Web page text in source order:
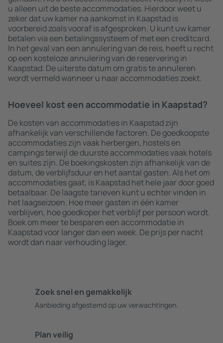
u alleen uit de beste accommodaties. Hierdoor weet u
zeker dat uw kamer na aankomst in Kaapstad is
voorbereid zoals vooraf is afgesproken. U kunt uw kamer
betalen via een betalingssysteem of met een creditcard.
In het geval van een annulering van de reis, heeft u recht
op een kosteloze annulering van de reservering in
Kaapstad. De uiterste datum om gratis te annuleren
wordt vermeld wanneer u naar accommodaties zoekt.
Hoeveel kost een accommodatie in Kaapstad?
De kosten van accommodaties in Kaapstad zijn
afhankelijk van verschillende factoren. De goedkoopste
accommodaties zijn vaak herbergen, hostels en
campings terwijl de duurste accommodaties vaak hotels
en suites zijn. De boekingskosten zijn afhankelijk van de
datum, de verblijfsduur en het aantal gasten. Als het om
accommodaties gaat, is Kaapstad het hele jaar door goed
betaalbaar. De laagste tarieven kunt u echter vinden in
het laagseizoen. Hoe meer gasten in één kamer
verblijven, hoe goedkoper het verblijf per persoon wordt.
Boek om meer te besparen een accommodatie in
Kaapstad voor langer dan een week. De prijs per nacht
wordt dan naar verhouding lager.
Zoek snel en gemakkelijk
Aanbieding afgestemd op uw verwachtingen.
Plan veilig